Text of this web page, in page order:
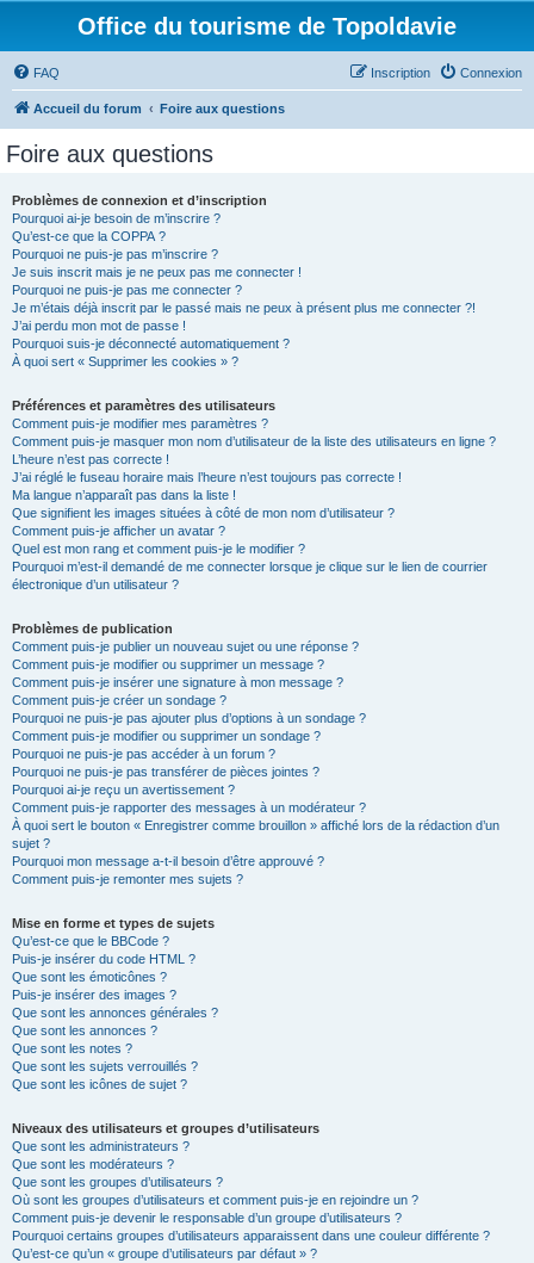
Office du tourisme de Topoldavie
FAQ Connexion
Inscription
Accueil du forum Foire aux questions
Foire aux questions
Problèmes de connexion et d’inscription
Pourquoi ai-je besoin de m’inscrire ?
Qu’est-ce que la COPPA ?
Pourquoi ne puis-je pas m’inscrire ?
Je suis inscrit mais je ne peux pas me connecter !
Pourquoi ne puis-je pas me connecter ?
Je m’étais déjà inscrit par le passé mais ne peux à présent plus me connecter ?!
J’ai perdu mon mot de passe !
Pourquoi suis-je déconnecté automatiquement ?
À quoi sert « Supprimer les cookies » ?
Préférences et paramètres des utilisateurs
Comment puis-je modifier mes paramètres ?
Comment puis-je masquer mon nom d’utilisateur de la liste des utilisateurs en ligne ?
L’heure n’est pas correcte !
J’ai réglé le fuseau horaire mais l’heure n’est toujours pas correcte !
Ma langue n’apparaît pas dans la liste !
Que signifient les images situées à côté de mon nom d’utilisateur ?
Comment puis-je afficher un avatar ?
Quel est mon rang et comment puis-je le modifier ?
Pourquoi m’est-il demandé de me connecter lorsque je clique sur le lien de courrier
électronique d’un utilisateur ?
Problèmes de publication
Comment puis-je publier un nouveau sujet ou une réponse ?
Comment puis-je modifier ou supprimer un message ?
Comment puis-je insérer une signature à mon message ?
Comment puis-je créer un sondage ?
Pourquoi ne puis-je pas ajouter plus d’options à un sondage ?
Comment puis-je modifier ou supprimer un sondage ?
Pourquoi ne puis-je pas accéder à un forum ?
Pourquoi ne puis-je pas transférer de pièces jointes ?
Pourquoi ai-je reçu un avertissement ?
Comment puis-je rapporter des messages à un modérateur ?
À quoi sert le bouton « Enregistrer comme brouillon » affiché lors de la rédaction d’un
sujet ?
Pourquoi mon message a-t-il besoin d’être approuvé ?
Comment puis-je remonter mes sujets ?
Mise en forme et types de sujets
Qu’est-ce que le BBCode ?
Puis-je insérer du code HTML ?
Que sont les émoticônes ?
Puis-je insérer des images ?
Que sont les annonces générales ?
Que sont les annonces ?
Que sont les notes ?
Que sont les sujets verrouillés ?
Que sont les icônes de sujet ?
Niveaux des utilisateurs et groupes d’utilisateurs
Que sont les administrateurs ?
Que sont les modérateurs ?
Que sont les groupes d’utilisateurs ?
Où sont les groupes d’utilisateurs et comment puis-je en rejoindre un ?
Comment puis-je devenir le responsable d’un groupe d’utilisateurs ?
Pourquoi certains groupes d’utilisateurs apparaissent dans une couleur différente ?
Qu’est-ce qu’un « groupe d’utilisateurs par défaut » ?